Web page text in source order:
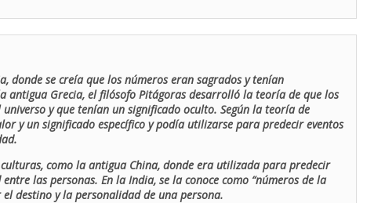
donde se creía que los números eran sagrados y tenían
antigua Grecia, el filósofo Pitágoras desarrolló la teoría de que los
y que tenían un significado oculto. Según la teoría de
y un significado específico y podía utilizarse para predecir eventos
como la antigua China, donde era utilizada para predecir
las personas. En la India, se la conoce como “números de la
destino y la personalidad de una persona.